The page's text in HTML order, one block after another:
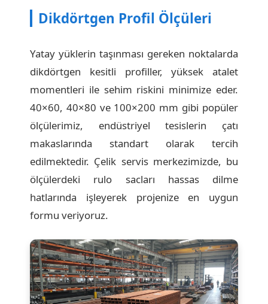
Dikdörtgen Profil Ölçüleri
Yatay yüklerin taşınması gereken noktalarda
dikdörtgen kesitli profiller, yüksek atalet
momentleri ile sehim riskini minimize eder.
40×60, 40×80 ve 100×200 mm gibi popüler
ölçülerimiz, endüstriyel tesislerin çatı
makaslarında standart olarak tercih
edilmektedir. Çelik servis merkezimizde, bu
ölçülerdeki rulo sacları hassas dilme
hatlarında işleyerek projenize en uygun
formu veriyoruz.